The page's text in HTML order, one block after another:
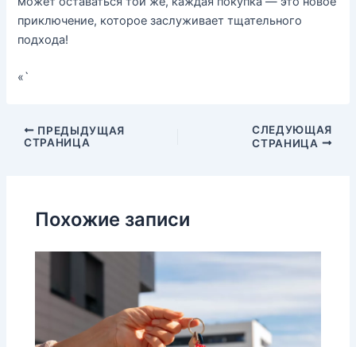
приключение, которое заслуживает тщательного
подхода!
«`
НавигацияПРЕДЫДУЩАЯ
СТРАНИЦА
СЛЕДУЮЩАЯ
СТРАНИЦА
Похожие записи